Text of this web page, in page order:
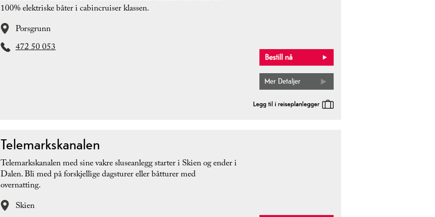
100% elektriske båter i cabincruiser klassen.
Porsgrunn
472 50 053
Mer Detaljer
Telemarkskanalen
Telemarkskanalen med sine vakre sluseanlegg starter i Skien og ender i
Dalen. Bli med på forskjellige dagsturer eller båtturer med
overnatting.
Skien